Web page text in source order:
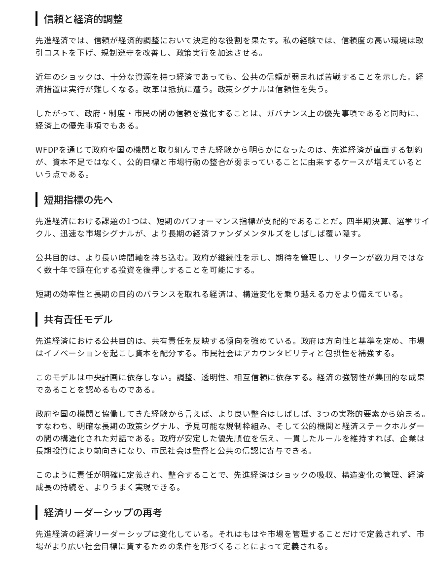
信頼と経済的調整
先進経済では、信頼が経済的調整において決定的な役割を果たす。私の経験では、信頼度の高い環境は取
引コストを下げ、規制遵守を改善し、政策実行を加速させる。
近年のショックは、十分な資源を持つ経済であっても、公共の信頼が弱まれば苦戦することを示した。経
済措置は実行が難しくなる。改革は抵抗に遭う。政策シグナルは信頼性を失う。
したがって、政府・制度・市民の間の信頼を強化することは、ガバナンス上の優先事項であると同時に、
経済上の優先事項でもある。
WFDPを通じて政府や国の機関と取り組んできた経験から明らかになったのは、先進経済が直面する制約
が、資本不足ではなく、公的目標と市場行動の整合が弱まっていることに由来するケースが増えていると
いう点である。
短期指標の先へ
先進経済における課題の1つは、短期のパフォーマンス指標が支配的であることだ。四半期決算、選挙サイ
クル、迅速な市場シグナルが、より長期の経済ファンダメンタルズをしばしば覆い隠す。
公共目的は、より長い時間軸を持ち込む。政府が継続性を示し、期待を管理し、リターンが数カ月ではな
く数十年で顕在化する投資を後押しすることを可能にする。
短期の効率性と長期の目的のバランスを取れる経済は、構造変化を乗り越える力をより備えている。
共有責任モデル
先進経済における公共目的は、共有責任を反映する傾向を強めている。政府は方向性と基準を定め、市場
はイノベーションを起こし資本を配分する。市民社会はアカウンタビリティと包摂性を補強する。
このモデルは中央計画に依存しない。調整、透明性、相互信頼に依存する。経済の強靭性が集団的な成果
であることを認めるものである。
政府や国の機関と協働してきた経験から言えば、より良い整合はしばしば、3つの実務的要素から始まる。
すなわち、明確な長期の政策シグナル、予見可能な規制枠組み、そして公的機関と経済ステークホルダー
の間の構造化された対話である。政府が安定した優先順位を伝え、一貫したルールを維持すれば、企業は
長期投資により前向きになり、市民社会は監督と公共の信認に寄与できる。
このように責任が明確に定義され、整合することで、先進経済はショックの吸収、構造変化の管理、経済
成長の持続を、よりうまく実現できる。
経済リーダーシップの再考
先進経済の経済リーダーシップは変化している。それはもはや市場を管理することだけで定義されず、市
場がより広い社会目標に資するための条件を形づくることによって定義される。